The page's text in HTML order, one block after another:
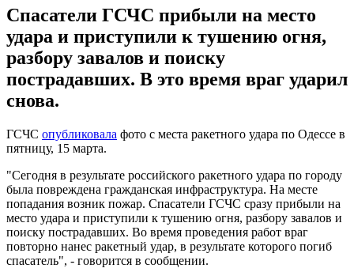
Спасатели ГСЧС прибыли на место
удара и приступили к тушению огня,
разбору завалов и поиску
пострадавших. В это время враг ударил
снова.
ГСЧС опубликовала фото с места ракетного удара по Одессе в
пятницу, 15 марта.
"Сегодня в результате российского ракетного удара по городу
была повреждена гражданская инфраструктура. На месте
попадания возник пожар. Спасатели ГСЧС сразу прибыли на
место удара и приступили к тушению огня, разбору завалов и
поиску пострадавших. Во время проведения работ враг
повторно нанес ракетный удар, в результате которого погиб
спасатель", - говорится в сообщении.